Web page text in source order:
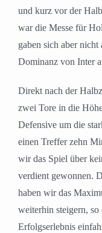
und kurz vor der
war die Messe für
gaben sich aber
Dominanz von Inter
Direkt nach der
zwei Tore in die
Defensive um die
einen Treffer zehn
wir das Spiel über
verdient gewonnen.
haben wir das
weiterhin steigern,
Erfolgserlebnis